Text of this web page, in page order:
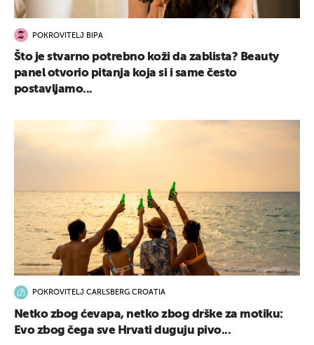
POKROVITELJ BIPA
Što je stvarno potrebno koži da zablista? Beauty
panel otvorio pitanja koja si i same često
postavljamo...
POKROVITELJ CARLSBERG CROATIA
Netko zbog ćevapa, netko zbog drške za motiku:
Evo zbog čega sve Hrvati duguju pivo...